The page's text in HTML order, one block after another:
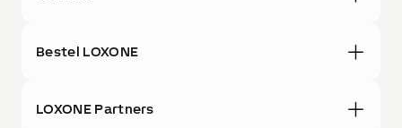
Bestel LOXONE
LOXONE Partners